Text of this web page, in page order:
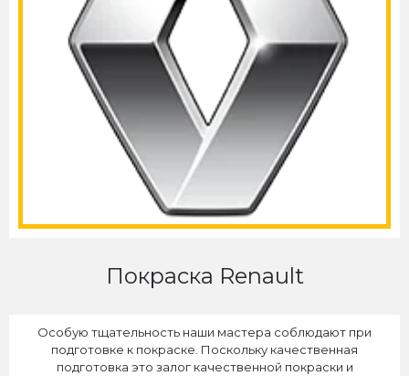
Покраска Renault
Особую тщательность наши мастера соблюдают при
подготовке к покраске. Поскольку качественная
подготовка это залог качественной покраски и